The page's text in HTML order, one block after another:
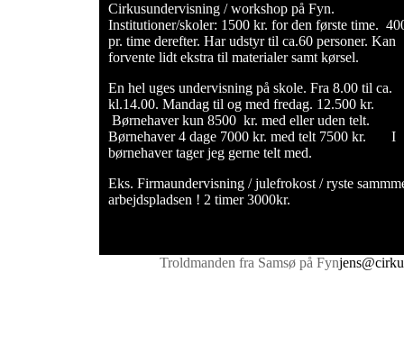
Cirkusundervisning / workshop på Fyn.
Institutioner/skoler: 1500 kr. for den første time.
pr. time derefter. Har udstyr til ca.60 personer. Kan
forvente lidt ekstra til materialer samt kørsel.
En hel uges undervisning på skole. Fra 8.00 til ca.
kl.14.00. Mandag til og med fredag. 12.500 kr.
Børnehaver kun 8500 kr. med eller uden telt.
Børnehaver 4 dage 7000 kr. med telt 7500 kr. I
børnehaver tager jeg gerne telt med.
Eks. Firmaundervisning / julefrokost / ryste
arbejdspladsen ! 2 timer 3000kr.
Troldmanden fra Samsø på Fyn